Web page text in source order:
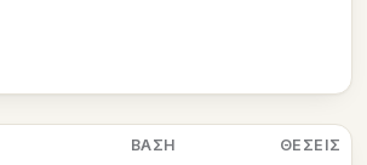
ΒΆΣΗ ΘΈΣΕΙΣ